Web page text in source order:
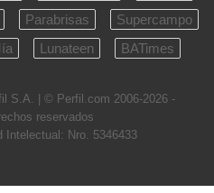
Parabrisas
Supercampo
Lunateen BATimes
S.A. | © Perfil.com 2006-2026 -
reservados
Intelectual: Nro. 5346433